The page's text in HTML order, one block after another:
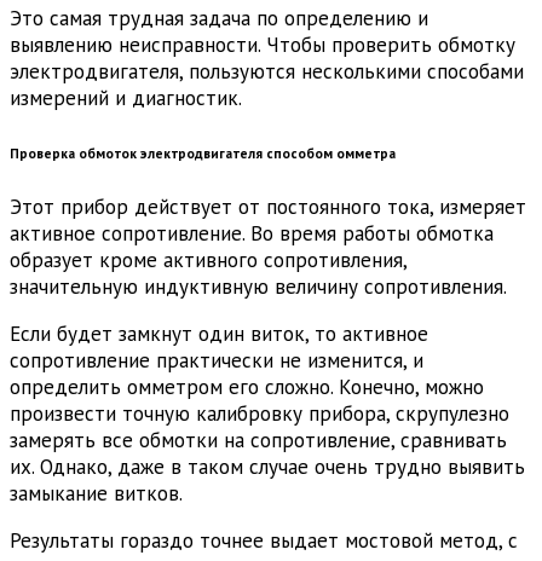
Это самая трудная задача по определению и
выявлению неисправности. Чтобы проверить обмотку
электродвигателя, пользуются несколькими способами
измерений и диагностик.
Проверка обмоток электродвигателя способом омметра
Этот прибор действует от постоянного тока, измеряет
активное сопротивление. Во время работы обмотка
образует кроме активного сопротивления,
значительную индуктивную величину сопротивления.
Если будет замкнут один виток, то активное
сопротивление практически не изменится, и
определить омметром его сложно. Конечно, можно
произвести точную калибровку прибора, скрупулезно
замерять все обмотки на сопротивление, сравнивать
их. Однако, даже в таком случае очень трудно выявить
замыкание витков.
Результаты гораздо точнее выдает мостовой метод, с